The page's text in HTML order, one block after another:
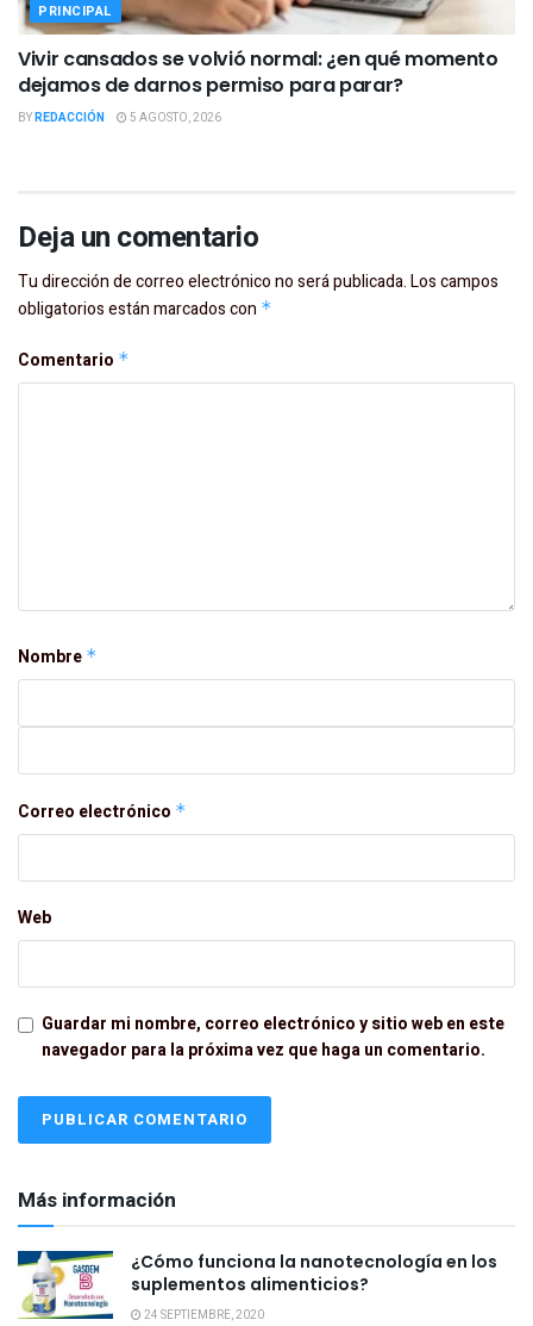
PRINCIPAL
Vivir cansados se volvió normal: ¿en qué momento
dejamos de darnos permiso para parar?
BYREDACCIÓN 5 AGOSTO, 2026
Deja un comentario
Tu dirección de correo electrónico no será publicada.Los campos
obligatorios están marcados con *
Comentario *
Nombre *
Correo electrónico *
Web
Guardar mi nombre, correo electrónico y sitio web en este
navegador para la próxima vez que haga un comentario.
Más información
¿Cómo funciona la nanotecnología en los
suplementos alimenticios?
24 SEPTIEMBRE, 2020